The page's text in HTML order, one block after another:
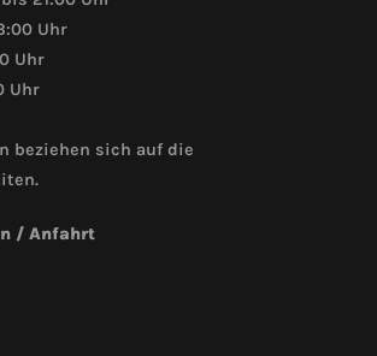
Uhr
Uhr
Uhr
beziehen sich auf die
/ Anfahrt